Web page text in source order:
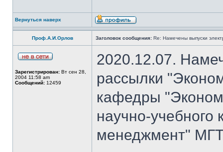
Вернуться наверх
Проф.А.И.Орлов Заголовок сообщения: Re: Намечены выпуски
Зарегистрирован: Вт сен 28,
2004 11:58 am
Сообщений: 12459
2020.12.07.
рассылки
кафедры
научно-
менеджмент"